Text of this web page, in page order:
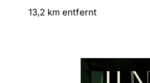
13,2 km entfernt